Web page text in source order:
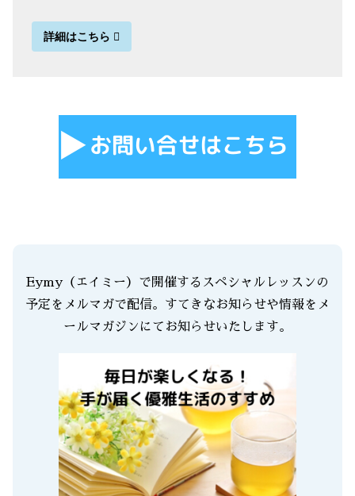
詳細はこちら
Eymy（エイミー）で開催するスペシャルレッスンの
予定をメルマガで配信。すてきなお知らせや情報をメ
ールマガジンにてお知らせいたします。